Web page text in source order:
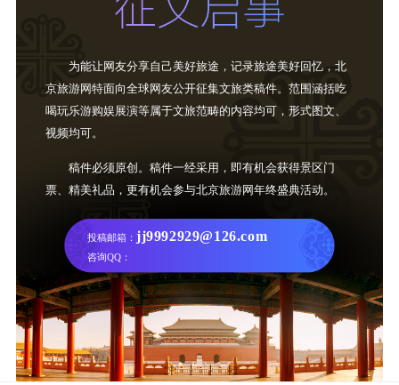
为能让网友分享自己美好旅途，记录旅途美好回忆，北
京旅游网特面向全球网友公开征集文旅类稿件。范围涵括吃
喝玩乐游购娱展演等属于文旅范畴的内容均可，形式图文、
视频均可。
稿件必须原创。稿件一经采用，即有机会获得景区门
票、精美礼品，更有机会参与北京旅游网年终盛典活动。
投稿邮箱： jj9992929@126.com
咨询QQ：